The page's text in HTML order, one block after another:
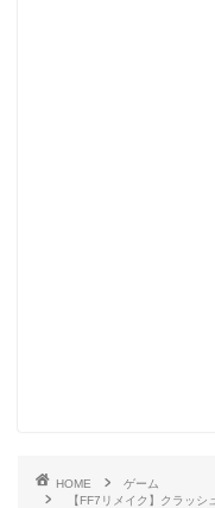
HOME
ゲーム
【FF7リメイク】クラッ